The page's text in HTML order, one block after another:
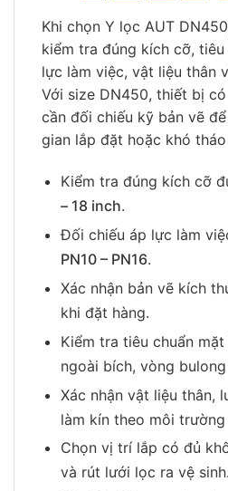
Khi chọn Y lọc AUT
kiểm tra đúng kích cỡ,
lực làm việc, vật liệu thân
Với size DN450, thiết bị
cần đối chiếu kỹ bản vẽ
gian lắp đặt hoặc khó
Kiểm tra đúng kích cỡ
– 18 inch.
Đối chiếu áp lực làm
PN10 – PN16.
Xác nhận bản vẽ kích
khi đặt hàng.
Kiểm tra tiêu chuẩn
ngoài bích, vòng
Xác nhận vật liệu thân,
làm kín theo môi trường
Chọn vị trí lắp có đủ
và rút lưới lọc ra vệ sinh.